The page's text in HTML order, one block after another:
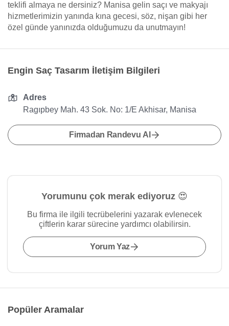
teklifi almaya ne dersiniz? Manisa gelin saçı ve makyajı
hizmetlerimizin yanında kına gecesi, söz, nişan gibi her
özel günde yanınızda olduğumuzu da unutmayın!
Engin Saç Tasarım İletişim Bilgileri
Adres
Ragıpbey Mah. 43 Sok. No: 1/E Akhisar, Manisa
Firmadan Randevu Al
Yorumunu çok merak ediyoruz 😍
Bu firma ile ilgili tecrübelerini yazarak evlenecek
çiftlerin karar sürecine yardımcı olabilirsin.
Yorum Yaz
Popüler Aramalar